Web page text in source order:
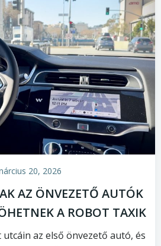
20, 2026
AZ ÖNVEZETŐ AUTÓK
A ROBOT TAXIK
az első önvezető autó, és